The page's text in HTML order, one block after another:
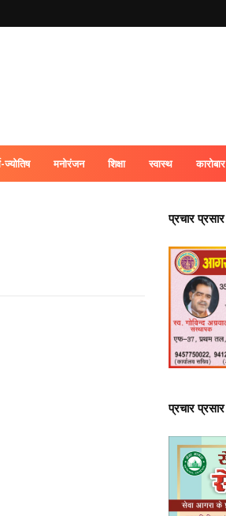
ज्योतिष मनोरंजन शिक्षा स्वास्थ कारोबार
प्रचार प्रसार
प्रचार प्रसार